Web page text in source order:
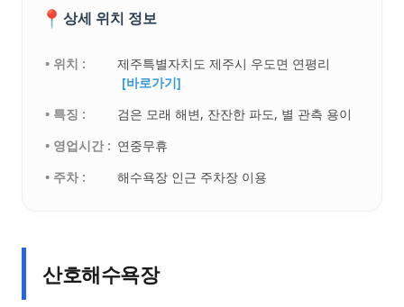
📍 상세 위치 정보
• 위치 :
제주특별자치도 제주시 우도면 연평리
[바로가기]
• 특징 :
검은 모래 해변, 잔잔한 파도, 별 관측 용이
• 영업시간 : 연중무휴
• 주차 :
해수욕장 인근 주차장 이용
산호해수욕장